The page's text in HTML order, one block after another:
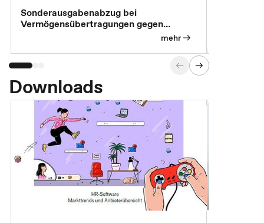
Sonderausgabenabzug bei
Vermögensübertragungen gegen
mehr
Downloads